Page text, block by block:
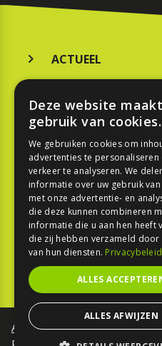
ACTUEEL
KOOPGIDS
TESTEN
SPORT
REPORTAGE
TOUREN
NIEUWSBRIEF
Algemene voorwaarden
Deze website maakt
gebruik van cookies.
We gebruiken cookies om
advertenties te personaliseren
verkeer te analyseren. We
informatie over uw gebruik
met onze advertentie- en
die deze kunnen combineren
informatie die u aan hen heeft
die zij hebben verzameld door
van hun diensten. Privacybeleid
ALLES
ALLES AFWIJZEN